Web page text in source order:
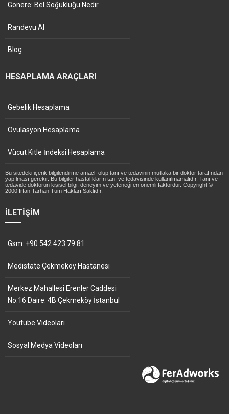
Gonere: Bel Soğukluğu Nedir
Randevu Al
Blog
HESAPLAMA ARAÇLARI
Gebelik Hesaplama
Ovulasyon Hesaplama
Vücut Kitle İndeksi Hesaplama
Bu sitedeki içerik bilgilendirme amaçlı olup tanı ve tedavinin mutlaka bir doktor tarafından
yapılması gerekir. Bu bilgiler hastalıkların tanı ve tedavisinde kullanılmamalıdır. Tanı ve
tedavide doktorun kişisel bilgi, deneyim ve yeteneği en önemli faktördür. Copyright ©
2000 İrfan Tarhan Tüm Hakları Saklıdır.
İLETIŞIM
Gsm: +90 542 423 79 81
Medistate Çekmeköy Hastanesi
Merkez Mahallesi Erenler Caddesi
No:16 Daire: 4B Çekmeköy İstanbul
Youtube Videoları
Sosyal Medya Videoları